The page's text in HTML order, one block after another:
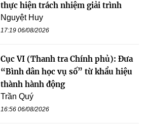
thực hiện trách nhiệm giải trình
Nguyệt Huy
17:19 06/08/2026
Cục VI (Thanh tra Chính phủ): Đưa
“Bình dân học vụ số” từ khẩu hiệu
thành hành động
Trần Quý
16:56 06/08/2026